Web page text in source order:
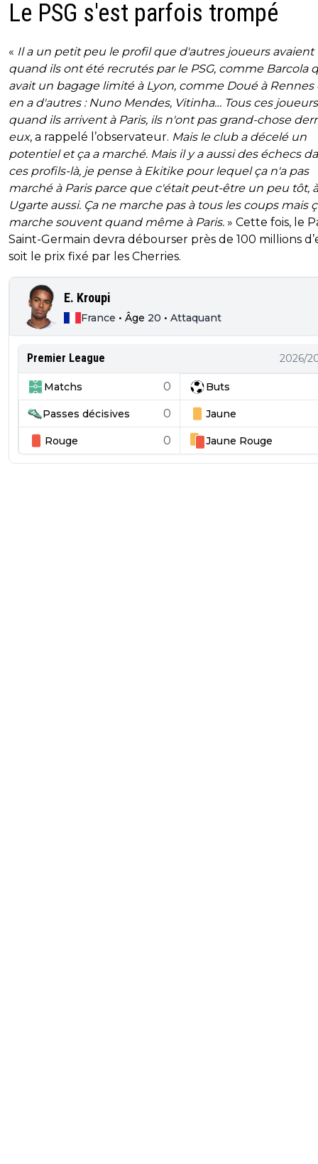
Le PSG s'est parfois trompé
« Il a un petit peu le profil que d'autres joueurs avaient
quand ils ont été recrutés par le PSG, comme Barcola
avait un bagage limité à Lyon, comme Doué à Rennes
en a d'autres : Nuno Mendes, Vitinha… Tous ces
quand ils arrivent à Paris, ils n'ont pas grand-chose
eux, a rappelé l’observateur. Mais le club a décelé un
potentiel et ça a marché. Mais il y a aussi des échecs
ces profils-là, je pense à Ekitike pour lequel ça n'a pas
marché à Paris parce que c'était peut-être un peu tôt, à
Ugarte aussi. Ça ne marche pas à tous les coups mais
marche souvent quand même à Paris. » Cette fois, le
Saint-Germain devra débourser près de 100 millions
soit le prix fixé par les Cherries.
E. Kroupi
France • Âge 20 • Attaquant
Premier League 2026/
Matchs 0 Buts
Passes décisives 0 Jaune
Rouge 0 Jaune Rouge